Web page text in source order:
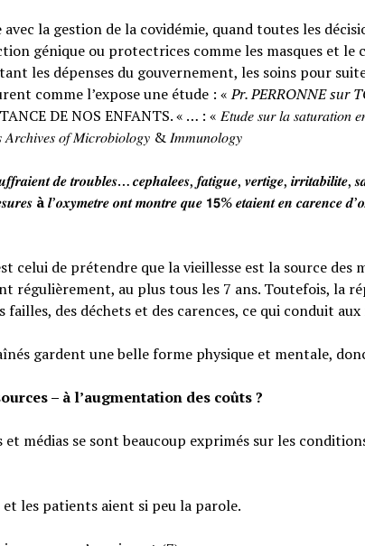
la gestion de la covidémie, quand toutes les
génique ou protectrices comme les masques et
les dépenses du gouvernement, les soins pour
comme l’expose une étude : «Pr. PERRONNE sur
DE NOS ENFANTS. « … : « 𝐸𝑡𝑢𝑑𝑒 𝑠𝑢𝑟 𝑙𝑎 𝑠𝑎𝑡𝑢𝑟𝑎𝑡𝑖𝑜𝑛 𝑒𝑛
𝐴𝑟𝑐ℎ𝑖𝑣𝑒𝑠 𝑜𝑓 𝑀𝑖𝑐𝑟𝑜𝑏𝑖𝑜𝑙𝑜𝑔𝑦 & 𝐼𝑚𝑚𝑢𝑛𝑜𝑙𝑜𝑔𝑦
𝒅𝒆 𝒕𝒓𝒐𝒖𝒃𝒍𝒆𝒔… 𝒄𝒆𝒑𝒉𝒂𝒍𝒆𝒆𝒔, 𝒇𝒂𝒕𝒊𝒈𝒖𝒆, 𝒗𝒆𝒓𝒕𝒊𝒈𝒆,
à𝒍’𝒐𝒙𝒚𝒎𝒆𝒕𝒓𝒆 𝒐𝒏𝒕 𝒎𝒐𝒏𝒕𝒓𝒆 𝒒𝒖𝒆 𝟭𝟱% 𝒆𝒕𝒂𝒊𝒆𝒏𝒕 𝒆𝒏 𝒄𝒂𝒓𝒆𝒏𝒄𝒆
celui de prétendre que la vieillesse est la source des
régulièrement, au plus tous les 7 ans. Toutefois, la
des déchets et des carences, ce qui conduit
gardent une belle forme physique et mentale,
– à l’augmentation des coûts ?
médias se sont beaucoup exprimés sur les
les patients aient si peu la parole.